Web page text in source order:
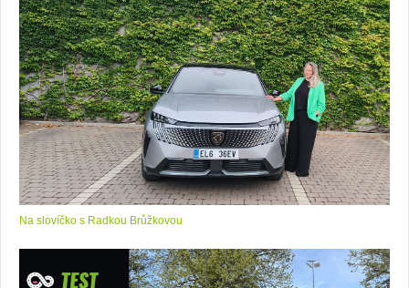
Na slovíčko s Radkou Brůžkovou